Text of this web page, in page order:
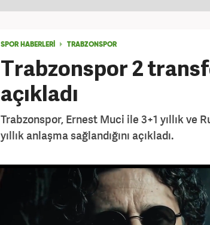
SPOR HABERLERİ TRABZONSPOR
Trabzonspor 2
açıkladı
Trabzonspor, Ernest Muci ile 3+1 yıllık ve
yıllık anlaşma sağlandığını açıkladı.